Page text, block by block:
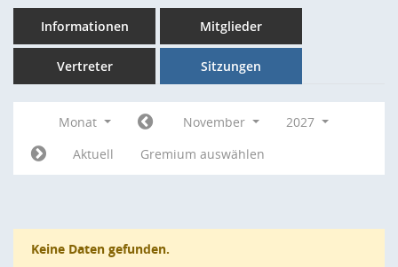
Informationen Mitglieder
Vertreter Sitzungen
Monat November
2027
Aktuell
Gremium auswählen
Keine Daten gefunden.